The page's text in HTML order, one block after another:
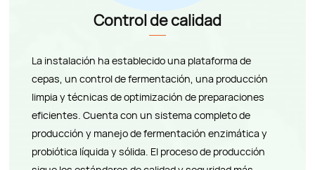
Control de calidad
La instalación ha establecido una plataforma de
cepas, un control de fermentación, una producción
limpia y técnicas de optimización de preparaciones
eficientes. Cuenta con un sistema completo de
producción y manejo de fermentación enzimática y
probiótica líquida y sólida. El proceso de producción